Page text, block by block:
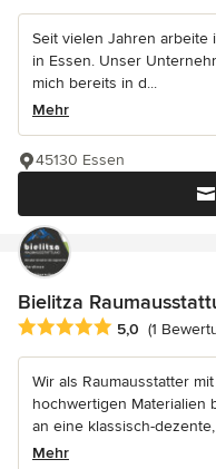
Seit vielen Jahren arbeite
in Essen. Unser
mich bereits in d...
Mehr
45130 Essen
Bielitza
Durchschnittliche
5,0 (1
Wir als Raumausstatter
hochwertigen Materialien
an eine klassisch-dezente,
Mehr